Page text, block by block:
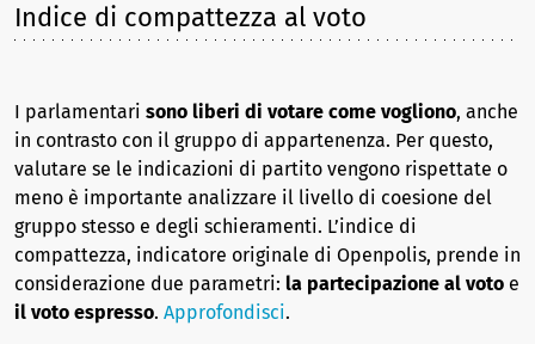
Indice di compattezza al voto
I parlamentari sono liberi di votare come vogliono, anche
in contrasto con il gruppo di appartenenza. Per questo,
valutare se le indicazioni di partito vengono rispettate o
meno è importante analizzare il livello di coesione del
gruppo stesso e degli schieramenti. L’indice di
compattezza, indicatore originale di Openpolis, prende in
considerazione due parametri: la partecipazione al voto e
il voto espresso. Approfondisci.